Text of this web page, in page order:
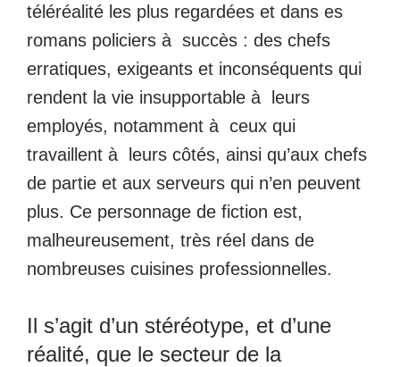
téléréalité les plus regardées et dans es
romans policiers à succès : des chefs
erratiques, exigeants et inconséquents qui
rendent la vie insupportable à leurs
employés, notamment à ceux qui
travaillent à leurs côtés, ainsi qu’aux chefs
de partie et aux serveurs qui n’en peuvent
plus. Ce personnage de fiction est,
malheureusement, très réel dans de
nombreuses cuisines professionnelles.
Il s’agit d’un stéréotype, et d’une
réalité, que le secteur de la